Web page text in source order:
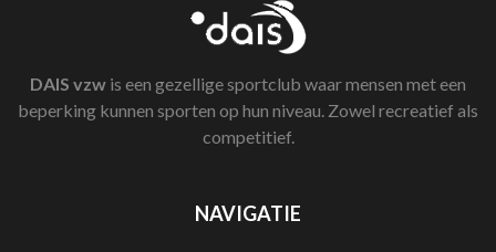
DAIS vzw is een gezellige sportclub waar mensen met een
beperking kunnen sporten op hun niveau. Zowel recreatief als
competitief.
NAVIGATIE